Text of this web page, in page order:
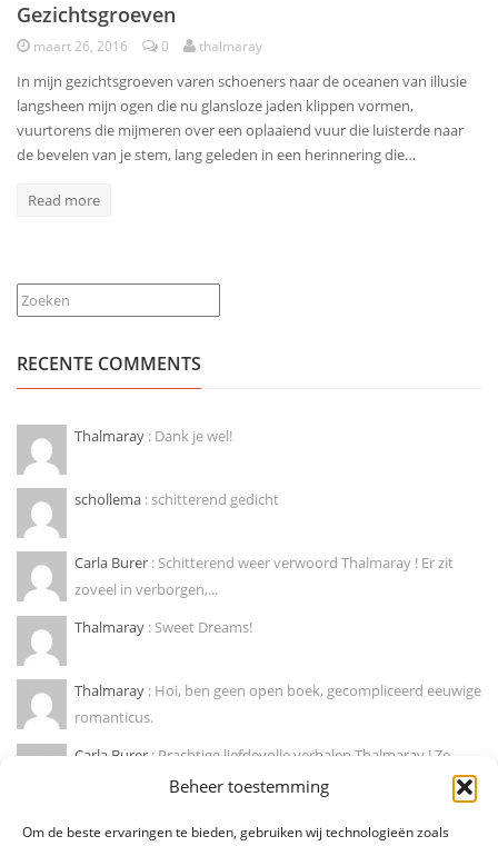
Beheer toestemming
Om de beste ervaringen te bieden, gebruiken wij technologieën zoals
Gezichtsgroeven
maart 26, 2016 0 thalmaray
In mijn gezichtsgroeven varen schoeners naar de oceanen van illusie
langsheen mijn ogen die nu glansloze jaden klippen vormen,
vuurtorens die mijmeren over een oplaaiend vuur die luisterde naar
de bevelen van je stem, lang geleden in een herinnering die…
Read more
Zoeken
RECENTE COMMENTS
Thalmaray : Dank je wel!
schollema : schitterend gedicht
Carla Burer : Schitterend weer verwoord Thalmaray ! Er zit
zoveel in verborgen,...
Thalmaray : Sweet Dreams!
Thalmaray : Hoi, ben geen open boek, gecompliceerd eeuwige
romanticus.
Carla Burer : Prachtige liefdevolle verhalen Thalmaray ! Ze
doen mij wegdromen naar...